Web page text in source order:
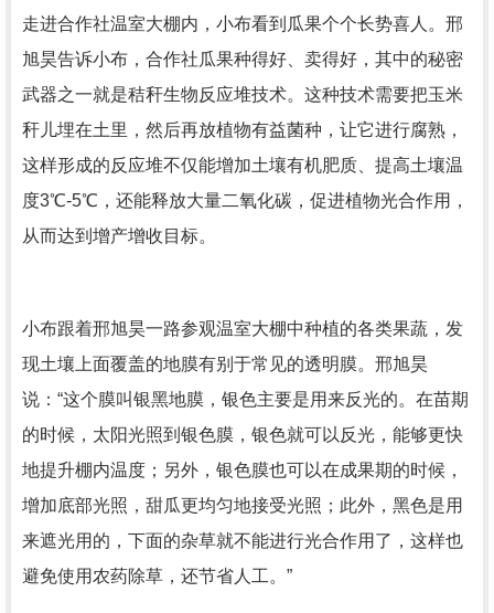
走进合作社温室大棚内，小布看到瓜果个个长势喜人。邢
旭昊告诉小布，合作社瓜果种得好、卖得好，其中的秘密
武器之一就是秸秆生物反应堆技术。这种技术需要把玉米
秆儿埋在土里，然后再放植物有益菌种，让它进行腐熟，
这样形成的反应堆不仅能增加土壤有机肥质、提高土壤温
度3℃-5℃，还能释放大量二氧化碳，促进植物光合作用，
从而达到增产增收目标。
小布跟着邢旭昊一路参观温室大棚中种植的各类果蔬，发
现土壤上面覆盖的地膜有别于常见的透明膜。邢旭昊
说：“这个膜叫银黑地膜，银色主要是用来反光的。在苗期
的时候，太阳光照到银色膜，银色就可以反光，能够更快
地提升棚内温度；另外，银色膜也可以在成果期的时候，
增加底部光照，甜瓜更均匀地接受光照；此外，黑色是用
来遮光用的，下面的杂草就不能进行光合作用了，这样也
避免使用农药除草，还节省人工。”